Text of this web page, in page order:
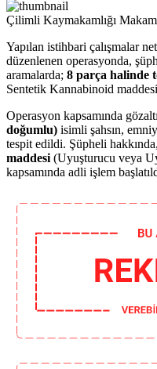
Çilimli Kaymakamlığı
Yapılan istihbari çalışmalar
düzenlenen operasyonda,
aramalarda; 8 parça halinde
Sentetik Kannabinoid
Operasyon kapsamında
doğumlu) isimli şahsın,
tespit edildi. Şüpheli
maddesi (Uyuşturucu veya
kapsamında adli işlem